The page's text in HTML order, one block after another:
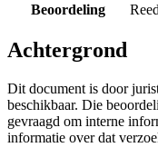
Beoordeling
Achtergrond
Dit document is door
beschikbaar. Die
gevraagd om interne
informatie over dat